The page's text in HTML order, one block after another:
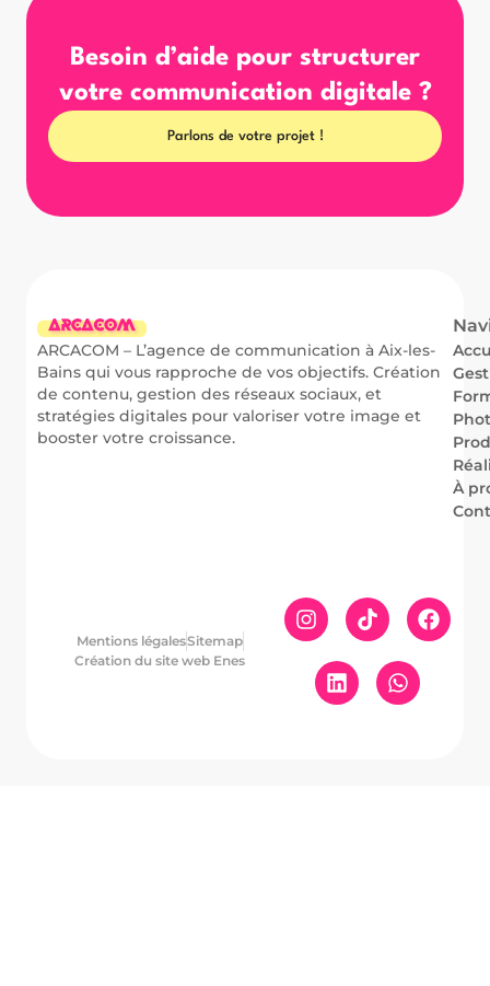
Besoin d’aide pour structurer
votre communication digitale ?
Parlons de votre projet !
ARCACOM – L’agence de communication à Aix-les-
Bains qui vous rapproche de vos objectifs. Création
de contenu, gestion des réseaux sociaux, et
stratégies digitales pour valoriser votre image et
booster votre croissance.
À
Mentions légalesSitemap
Création du site web Enes